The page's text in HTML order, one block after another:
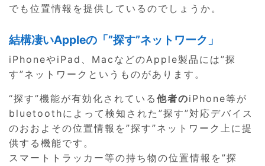
でも位置情報を提供しているのでしょうか。
結構凄いAppleの「”探す”ネットワーク」
iPhoneやiPad、MacなどのApple製品には”探
す”ネットワークというものがあります。
“探す”機能が有効化されている 他者のiPhone等が
bluetoothによって検知された”探す”対応デバイス
のおおよその位置情報を”探す”ネットワーク上に提
供する機能です。
スマートトラッカー等の持ち物の位置情報を”探